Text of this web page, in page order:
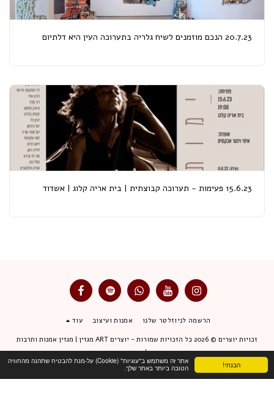
הבנתי!
אתר זה משתמש ב"עוגיות" (Cookie) על-מנת להבטיח שתהנה מהחוויה
הטובה ביותר באתר שלך.
20.7.23 הנכם מוזמנים לשיח גלריה בתערוכה העין היא דלתיום
15.6.23 פעימות - תערוכה קבוצתית | בית אריה קלוג | אשדוד
הרשמה לניוזלטר שלנו אמנות ועיצוב עוד
זכויות יוצרים © 2026 כל הזכויות שמורות -
יוצרים ART מגזין | מגזין אמנות ותרבות
תנאי שימוש|מדיניות פרטיות